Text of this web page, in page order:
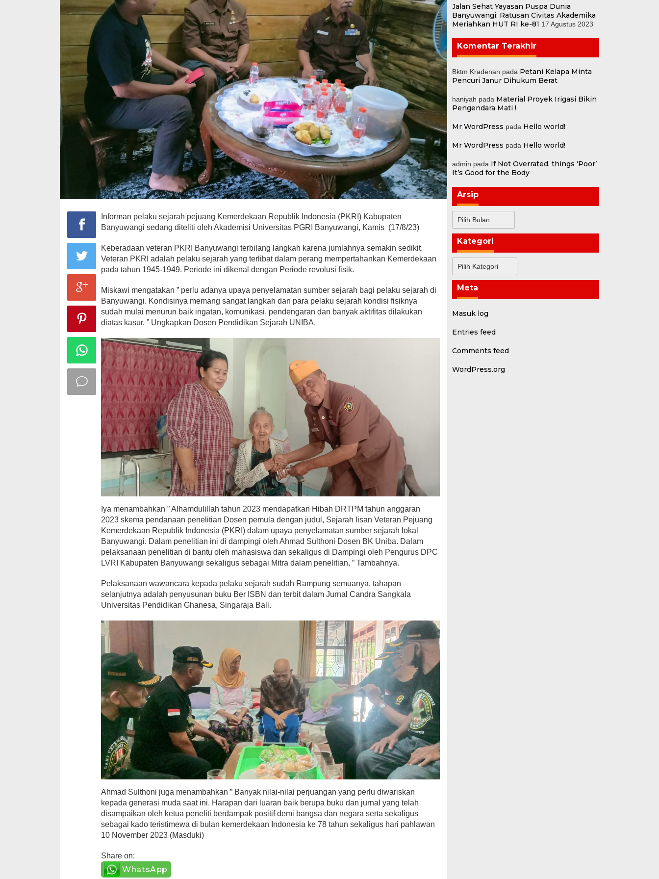
Informan pelaku sejarah pejuang Kemerdekaan Republik Indonesia (PKRI) Kabupaten
Banyuwangi sedang diteliti oleh Akademisi Universitas PGRI Banyuwangi, Kamis (17/8/23)
Keberadaan veteran PKRI Banyuwangi terbilang langkah karena jumlahnya semakin sedikit.
Veteran PKRI adalah pelaku sejarah yang terlibat dalam perang mempertahankan Kemerdekaan
pada tahun 1945-1949. Periode ini dikenal dengan Periode revolusi fisik.
Miskawi mengatakan ” perlu adanya upaya penyelamatan sumber sejarah bagi pelaku sejarah di
Banyuwangi. Kondisinya memang sangat langkah dan para pelaku sejarah kondisi fisiknya
sudah mulai menurun baik ingatan, komunikasi, pendengaran dan banyak aktifitas dilakukan
diatas kasur, ” Ungkapkan Dosen Pendidikan Sejarah UNIBA.
Iya menambahkan ” Alhamdulillah tahun 2023 mendapatkan Hibah DRTPM tahun anggaran
2023 skema pendanaan penelitian Dosen pemula dengan judul, Sejarah lisan Veteran Pejuang
Kemerdekaan Republik Indonesia (PKRI) dalam upaya penyelamatan sumber sejarah lokal
Banyuwangi. Dalam penelitian ini di dampingi oleh Ahmad Sulthoni Dosen BK Uniba. Dalam
pelaksanaan penelitian di bantu oleh mahasiswa dan sekaligus di Dampingi oleh Pengurus DPC
LVRI Kabupaten Banyuwangi sekaligus sebagai Mitra dalam penelitian, ” Tambahnya.
Pelaksanaan wawancara kepada pelaku sejarah sudah Rampung semuanya, tahapan
selanjutnya adalah penyusunan buku Ber ISBN dan terbit dalam Jurnal Candra Sangkala
Universitas Pendidikan Ghanesa, Singaraja Bali.
Ahmad Sulthoni juga menambahkan ” Banyak nilai-nilai perjuangan yang perlu diwariskan
kepada generasi muda saat ini. Harapan dari luaran baik berupa buku dan jurnal yang telah
disampaikan oleh ketua peneliti berdampak positif demi bangsa dan negara serta sekaligus
sebagai kado teristimewa di bulan kemerdekaan Indonesia ke 78 tahun sekaligus hari pahlawan
10 November 2023 (Masduki)
Share on:
WhatsApp
Jalan Sehat Yayasan Puspa Dunia
Banyuwangi: Ratusan Civitas Akademika
Meriahkan HUT RI ke-81 17 Agustus 2023
Komentar Terakhir
Bktm Kradenan pada Petani Kelapa Minta
Pencuri Janur Dihukum Berat
haniyah pada Material Proyek Irigasi Bikin
Pengendara Mati !
Mr WordPress pada Hello world!
Mr WordPress pada Hello world!
admin pada If Not Overrated, things ‘Poor’
It’s Good for the Body
Arsip
Kategori
Meta
Masuk log
Entries feed
Comments feed
WordPress.org